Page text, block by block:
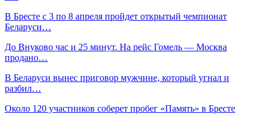
В Бресте с 3 по 8 апреля пройдет открытый чемпионат
Беларуси…
До Внуково час и 25 минут. На рейс Гомель — Москва
продано…
В Беларуси вынес приговор мужчине, который угнал и
разбил…
Около 120 участников соберет пробег «Память» в Бресте